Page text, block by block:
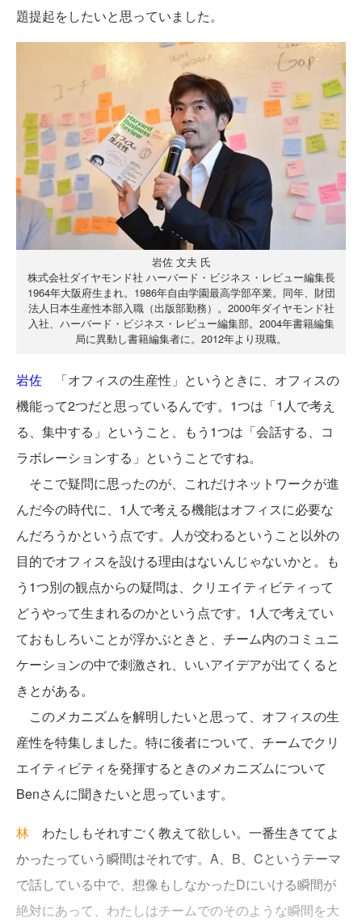
題提起をしたいと思っていました。
岩佐 文夫 氏
株式会社ダイヤモンド社 ハーバード・ビジネス・レビュー編集長
1964年大阪府生まれ。1986年自由学園最高学部卒業。同年、財団
法人日本生産性本部入職（出版部勤務）。2000年ダイヤモンド社
入社、ハーバード・ビジネス・レビュー編集部。2004年書籍編集
局に異動し書籍編集者に。2012年より現職。
岩佐
「オフィスの生産性」というときに、オフィスの
機能って2つだと思っているんです。1つは「1人で考え
る、集中する」ということ、もう1つは「会話する、コ
ラボレーションする」ということですね。
そこで疑問に思ったのが、これだけネットワークが進
んだ今の時代に、1人で考える機能はオフィスに必要な
んだろうかという点です。人が交わるということ以外の
目的でオフィスを設ける理由はないんじゃないかと。も
う1つ別の観点からの疑問は、クリエイティビティって
どうやって生まれるのかという点です。1人で考えてい
ておもしろいことが浮かぶときと、チーム内のコミュニ
ケーションの中で刺激され、いいアイデアが出てくると
きとがある。
このメカニズムを解明したいと思って、オフィスの生
産性を特集しました。特に後者について、チームでクリ
エイティビティを発揮するときのメカニズムについて
Benさんに聞きたいと思っています。
林 わたしもそれすごく教えて欲しい。一番生きててよ
かったっていう瞬間はそれです。A、B、Cというテーマ
で話している中で、想像もしなかったDにいける瞬間が
絶対にあって、わたしはチームでのそのような瞬間を大